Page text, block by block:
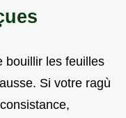
bouillir les feuilles
Si votre ragù